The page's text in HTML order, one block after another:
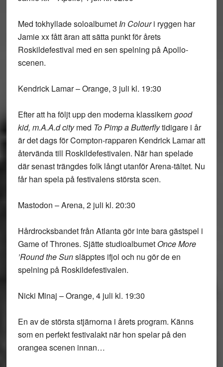
Med tokhyllade soloalbumet In Colouri ryggen har
Jamie xx fått äran att sätta punkt för årets
Roskildefestival med en sen spelning på Apollo-
scenen.
Kendrick Lamar – Orange, 3 juli kl. 19:30
Efter att ha följt upp den moderna klassikern good
kid, m.A.A.d citymed To Pimp a Butterflytidigare i år
är det dags för Compton-rapparen Kendrick Lamar att
återvända till Roskildefestivalen. När han spelade
där senast trängdes folk långt utanför Arena-tältet. Nu
får han spela på festivalens största scen.
Mastodon – Arena, 2 juli kl. 20:30
Hårdrocksbandet från Atlanta gör inte bara gästspel i
Game of Thrones. Sjätte studioalbumet Once More
’Round the Sunsläpptes ifjol och nu gör de en
spelning på Roskildefestivalen.
Nicki Minaj – Orange, 4 juli kl. 19:30
En av de största stjärnorna i årets program. Känns
som en perfekt festivalakt när hon spelar på den
orangea scenen innan…